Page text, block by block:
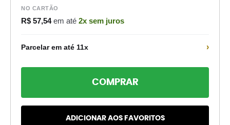
NO CARTÃO
R$ 57,54em até 2x sem juros
Parcelar em até 11x ›
COMPRAR
ADICIONAR AOS FAVORITOS